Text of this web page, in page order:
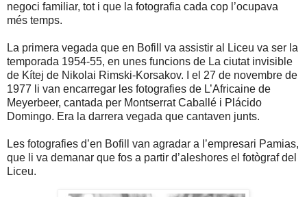
negoci familiar, tot i que la fotografia cada cop l’ocupava
més temps.
La primera vegada que en Bofill va assistir al Liceu va ser la
temporada 1954-55, en unes funcions de La ciutat invisible
de Kítej de Nikolai Rimski-Korsakov. I el 27 de novembre de
1977 li van encarregar les fotografies de L’Africaine de
Meyerbeer, cantada per Montserrat Caballé i Plácido
Domingo. Era la darrera vegada que cantaven junts.
Les fotografies d’en Bofill van agradar a l’empresari Pamias,
que li va demanar que fos a partir d’aleshores el fotògraf del
Liceu.